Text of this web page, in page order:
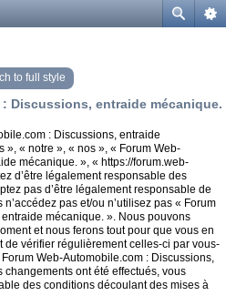
to full style
Discussions, entraide mécanique.
: Discussions, entraide
« notre », « nos », « Forum Web-
mécanique. », « https://forum.web-
d’être légalement responsable des
pas d’être légalement responsable de
pas et/ou n’utilisez pas « Forum
mécanique. ». Nous pouvons
et nous ferons tout pour que vous en
de vérifier régulièrement celles-ci par vous-
Web-Automobile.com : Discussions,
ont été effectués, vous
des conditions découlant des mises à